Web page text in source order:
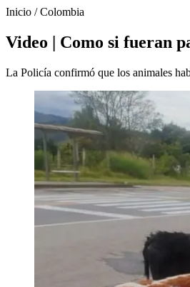
Inicio /Colombia
Video | Como si fueran
La Policía confirmó que los animales